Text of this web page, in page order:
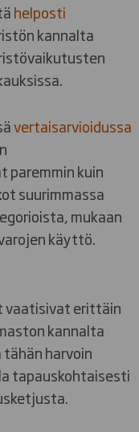
helposti
kannalta
vertaisarvioidussa
paremmin kuin
suurimmassa
mukaan
käyttö.
vaatisivat erittäin
kannalta
harvoin
tapauskohtaisesti